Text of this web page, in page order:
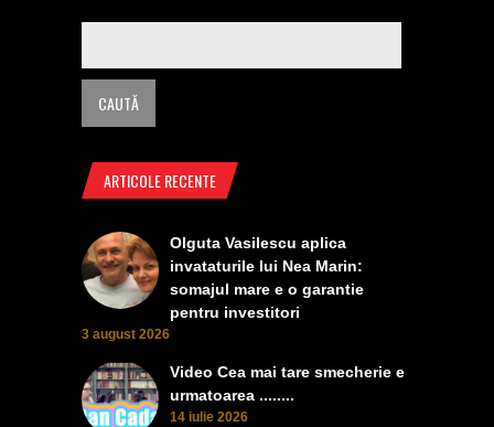
ARTICOLE RECENTE
Olguta Vasilescu aplica
invataturile lui Nea Marin:
somajul mare e o garantie
pentru investitori
3 august 2026
Video Cea mai tare smecherie e
urmatoarea ........
14 iulie 2026